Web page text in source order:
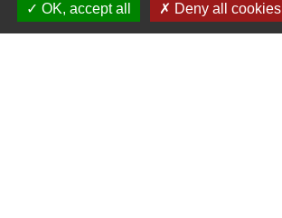
PREFECTURE DE SAÔNE ET
LOIRE
OK, accept all
Deny all cookies